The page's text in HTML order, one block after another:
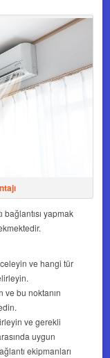
yapmak
ve hangi tür
ve bu noktanın
ve gerekli
uygun
ekipmanları